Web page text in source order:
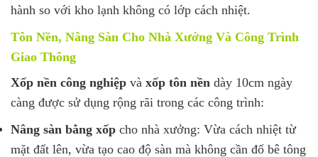
hành so với kho lạnh không có lớp cách nhiệt.
Tôn Nền, Nâng Sàn Cho Nhà Xưởng Và Công Trình
Giao Thông
Xốp nền công nghiệp và xốp tôn nền dày 10cm ngày
càng được sử dụng rộng rãi trong các công trình:
Nâng sàn bằng xốp cho nhà xưởng: Vừa cách nhiệt từ
mặt đất lên, vừa tạo cao độ sàn mà không cần đổ bê tông